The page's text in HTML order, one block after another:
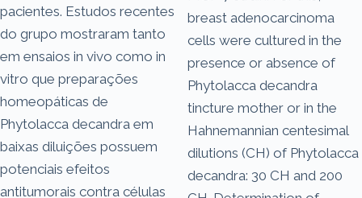
pacientes. Estudos recentes
do grupo mostraram tanto
em ensaios in vivo como in
vitro que preparações
homeopáticas de
Phytolacca decandra em
baixas diluições possuem
potenciais efeitos
antitumorais contra células
breast adenocarcinoma
cells were cultured in the
presence or absence of
Phytolacca decandra
tincture mother or in the
Hahnemannian centesimal
dilutions (CH) of Phytolacca
decandra: 30 CH and 200